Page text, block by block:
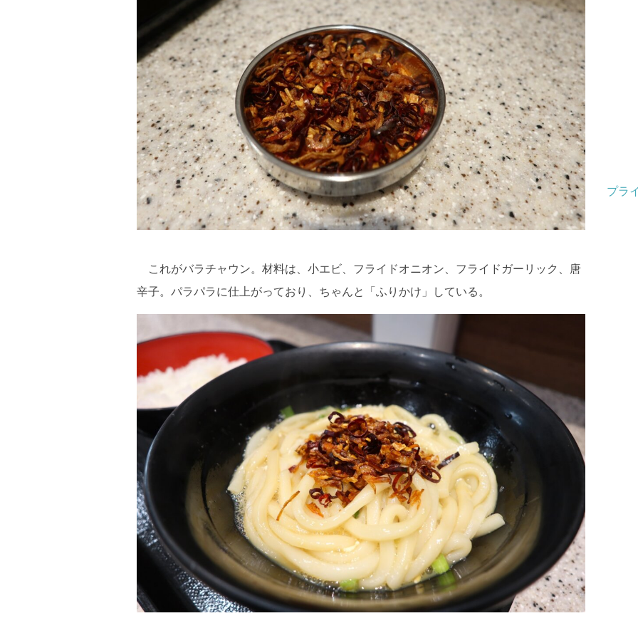
これがバラチャウン。材料は、小エビ、フライドオニオン、フライドガーリック、唐
辛子。パラパラに仕上がっており、ちゃんと「ふりかけ」している。
プラ